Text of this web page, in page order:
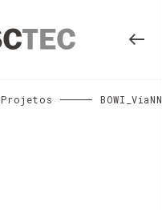
Projetos BOWI_ViaNN